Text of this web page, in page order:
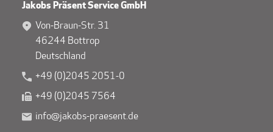
Jakobs Präsent Service GmbH
Von-Braun-Str. 31
46244 Bottrop
Deutschland
+49 (0)2045 2051-0
+49 (0)2045 7564
info@jakobs-praesent.de